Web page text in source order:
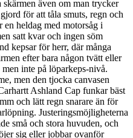
även om man trycker
för att tåla smuts, regn och
en heldag med motorsåg i
satt kvar och ingen söm
kepsar för herr, där många
efter bara någon tvätt eller
inte på löparkeps-nivå.
men den tjocka canvasen
Ashland Cap funkar bäst
och lätt regn snarare än för
Justeringsmöjligheterna
små och stora huvuden, och
sig eller jobbar ovanför